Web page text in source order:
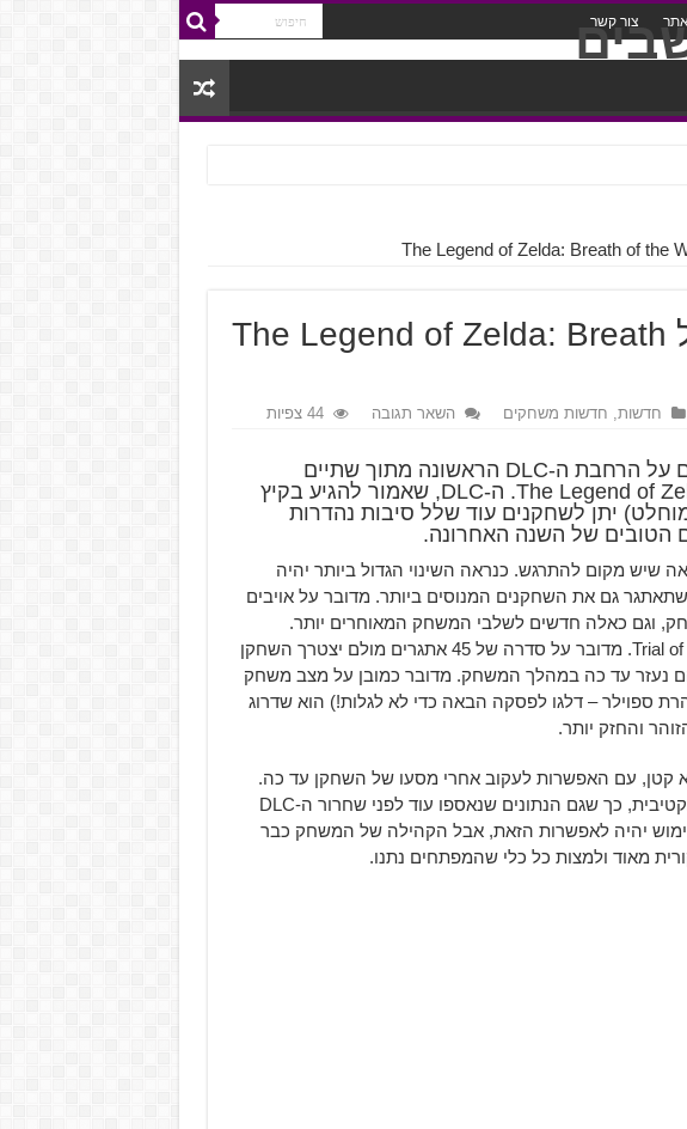
צור קשר
פרטים על ה-DLC של The Legend of Zelda: Breath
חדשות, חדשות משחקים השאר תגובה 44 צפיות
בשעה טובה נינטנדו חשפו פרטים על הרחבת ה-DLC הראשונה מתוך שתיים
למשחק The Legend of Zelda: Breath of the Wild. ה-DLC, שאמור להגיע בקיץ
יתן לשחקנים עוד שלל סיבות נהדרות
של השנה האחרונה.
שיש מקום להתרגש. כנראה השינוי הגדול ביותר יהיה
גם את השחקנים המנוסים ביותר. מדובר על אויבים
וגם כאלה חדשים לשלבי המשחק המאוחרים יותר.
תוסף משמעותי אחר הוא ה-Trial of the Sword. מדובר על סדרה של 45 אתגרים מולם יצטרך השחקן
נעזר עד כה במהלך המשחק. מדובר כמובן על מצב משחק
ספוילר – דלגו לפסקה הבאה כדי לא לגלות!) הוא שדרוג
קטן, עם האפשרות לעקוב אחרי מסעו של השחקן עד כה.
המשחק ידע להשלים את המסע רטרואקטיבית, כך שגם הנתונים שנאספו עוד לפני שחרור ה-DLC
שימוש יהיה לאפשרות הזאת, אבל הקהילה של המשחק כבר
מאוד ולמצות כל כלי שהמפתחים נתנו.